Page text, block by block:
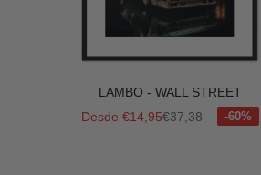
LAMBO - WALL STREET
Precio de oferta
Desde €14,95Precio normal
€37,38